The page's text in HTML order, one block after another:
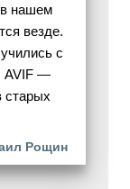
нашем
везде.
с
AVIF —
старых
Рощин